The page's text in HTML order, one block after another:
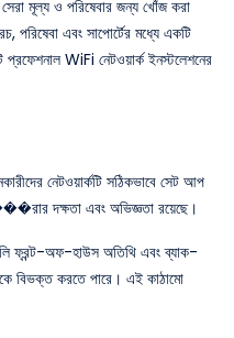
মূল্য ও পরিষেবার জন্য খোঁজ করা
পরিষেবা এবং সাপোর্টের মধ্যে একটি
WiFi নেটওয়ার্ক ইনস্টলেশনের
নেটওয়ার্কটি সঠিকভাবে সেট আপ
দক্ষতা এবং অভিজ্ঞতা রয়েছে।
ফ্রন্ট-অফ-হাউস অতিথি এবং ব্যাক-
বিভক্ত করতে পারে। এই কাঠামো